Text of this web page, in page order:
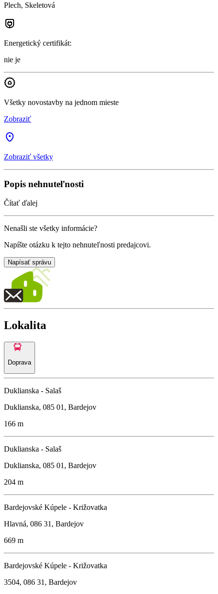
Plech, Skeletová
Energetický certifikát:
nie je
Všetky novostavby na jednom mieste
Zobraziť
Zobraziť všetky
Popis nehnuteľnosti
Čítať ďalej
Nenašli ste všetky informácie?
Napíšte otázku k tejto nehnuteľnosti predajcovi.
Napísať správu
Lokalita
Doprava
Duklianska - Salaš
Duklianska, 085 01, Bardejov
166 m
Duklianska - Salaš
Duklianska, 085 01, Bardejov
204 m
Bardejovské Kúpele - Križovatka
Hlavná, 086 31, Bardejov
669 m
Bardejovské Kúpele - Križovatka
3504, 086 31, Bardejov